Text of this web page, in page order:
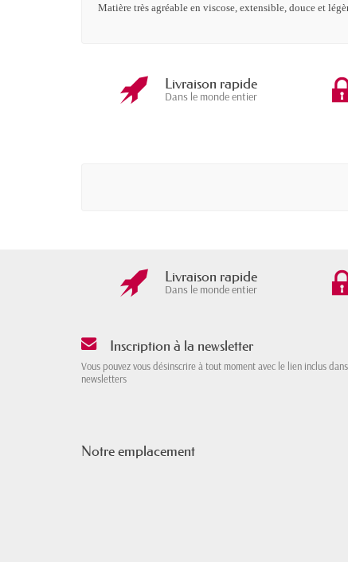
Matière très agréable en viscose, extensible, douce et
Livraison rapide
Dans le monde entier
Livraison rapide
Dans le monde entier
Inscription à la newsletter
Vous pouvez vous désinscrire à tout moment avec le lien inclus
newsletters
Notre emplacement